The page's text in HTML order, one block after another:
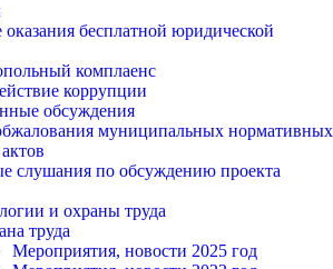
бесплатной юридической
комплаенс
коррупции
обсуждения
муниципальных нормативных
слушания по обсуждению проекта
и охраны труда
труда
Мероприятия, новости 2025 год